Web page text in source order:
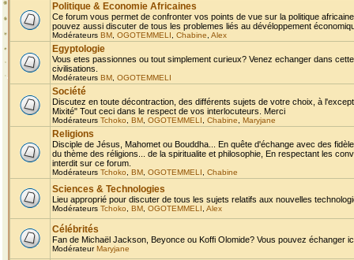
Politique & Economie Africaines
Ce forum vous permet de confronter vos points de vue sur la politique
pouvez aussi discuter de tous les problemes liés au dévéloppement
Modérateurs BM OGOTEMMELI Chabine Alex
Egyptologie
Vous etes passionnes ou tout simplement curieux? Venez echanger dans
civilisations.
Modérateurs BM OGOTEMMELI
Société
Discutez en toute décontraction, des différents sujets de votre choix, à
Mixité" Tout ceci dans le respect de vos interlocuteurs. Merci
Modérateurs Tchoko BM OGOTEMMELI Chabine Maryjane
Religions
Disciple de Jésus, Mahomet ou Bouddha... En quête d'échange avec des
du thème des réligions... de la spiritualite et philosophie, En respectant les
interdit sur ce forum.
Modérateurs Tchoko BM OGOTEMMELI Chabine
Sciences & Technologies
Lieu approprié pour discuter de tous les sujets relatifs aux nouvelles
Modérateurs Tchoko BM OGOTEMMELI Alex
Célébrités
Fan de Michaël Jackson, Beyonce ou Koffi Olomide? Vous pouvez échanger
ModérateurMaryjane